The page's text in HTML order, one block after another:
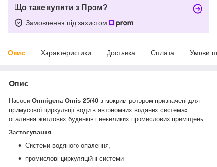
Що таке купити з Пром?
Замовлення під захистом
Опис Характеристики Доставка Оплата Умови
Опис
Насоси Omnigena Omis 25/40 з мокрим ротором призначені для
примусової циркуляції води в автономних водяних системах
опалення житлових будинків і невеликих промислових приміщень.
Застосування
Системи водяного опалення,
промислові циркуляційні системи